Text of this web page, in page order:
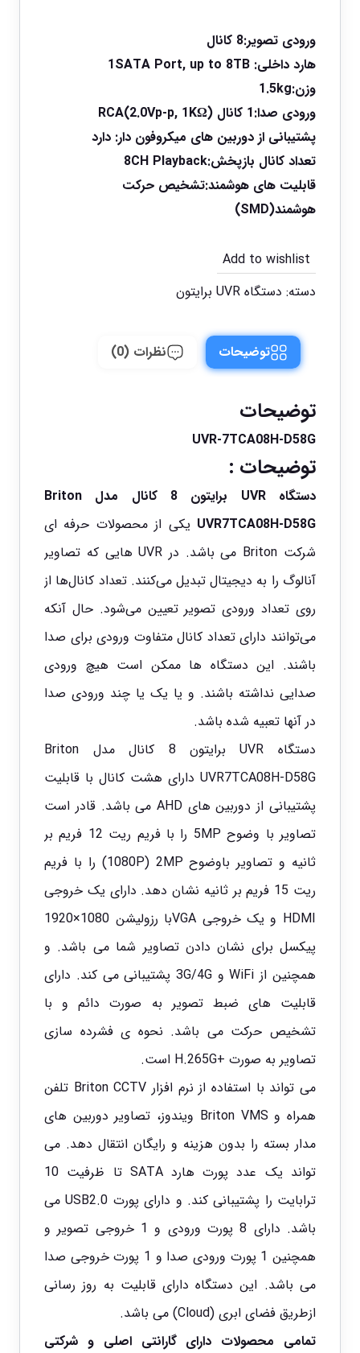
ورودی تصویر:8 کانال
هارد داخلی:1SATA Port, up to 8TB
وزن:1.5kg
ورودی صدا:1 کانال RCA(2.0Vp-p, 1KΩ)
پشتیبانی از دوربین های میکروفون دار:دارد
تعداد کانال بازپخش:8CH Playback
قابلیت های هوشمند:تشخیص حرکت
هوشمند(SMD)
Add to wishlist
دسته: دستگاه UVR برایتون
توضیحات نظرات (0)
توضیحات
UVR-7TCA08H-D58G
توضیحات :
دستگاه UVR برایتون 8 کانال مدل Briton
UVR7TCA08H-D58G یکی از محصولات حرفه ای
شرکت Briton می باشد. در UVR هایی که تصاویر
آنالوگ را به دیجیتال تبدیل می‌کنند. تعداد کانال‌ها از
روی تعداد ورودی تصویر تعیین می‌شود. حال آنکه
می‌توانند دارای تعداد کانال متفاوت ورودی برای صدا
باشند. این دستگاه‌ ها ممکن است هیچ ورودی
صدایی نداشته باشند. و یا یک یا چند ورودی صدا
در آنها تعبیه شده باشد.
دستگاه UVR برایتون 8 کانال مدل Briton
UVR7TCA08H-D58G دارای هشت کانال با قابلیت
پشتیبانی از دوربین های AHD می باشد. قادر است
تصاویر با وضوح 5MP را با فریم ریت 12 فریم بر
ثانیه و تصاویر باوضوح 1080P) 2MP) را با فریم
ریت 15 فریم بر ثانیه نشان دهد. دارای یک خروجی
HDMI و یک خروجی VGAبا رزولیشن 1080×1920
پیکسل برای نشان دادن تصاویر شما می باشد. و
همچنین از WiFi و 3G/4G پشتیبانی می کند. دارای
قابلیت های ضبط تصویر به صورت دائم و با
تشخیص حرکت می باشد. نحوه ی فشرده سازی
تصاویر به صورت +H.265G است.
می تواند با استفاده از نرم افزار Briton CCTV تلفن
همراه و Briton VMS ویندوز، تصاویر دوربین های
مدار بسته را بدون هزینه و رایگان انتقال دهد. می
تواند یک عدد پورت هارد SATA تا ظرفیت 10
ترابایت را پشتیبانی کند. و دارای پورت USB2.0 می
باشد. دارای 8 پورت ورودی و 1 خروجی تصویر و
همچنین 1 پورت ورودی صدا و 1 پورت خروجی صدا
می باشد. این دستگاه دارای قابلیت به روز رسانی
ازطریق فضای ابری (Cloud) می باشد.
تمامی محصولات دارای گارانتی اصلی و شرکتی